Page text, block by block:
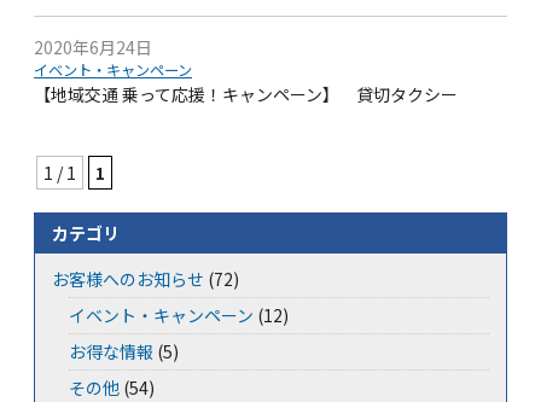
2020年6月24日
イベント・キャンペーン
【地域交通 乗って応援！キャンペーン】 貸切タクシー
1 / 1 1
カテゴリ
お客様へのお知らせ (72)
イベント・キャンペーン (12)
お得な情報 (5)
その他 (54)